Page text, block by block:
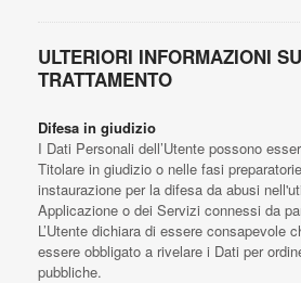
ULTERIORI INFORMAZIONI
TRATTAMENTO
Difesa in giudizio
I Dati Personali dell’Utente possono
Titolare in giudizio o nelle fasi
instaurazione per la difesa da abusi
Applicazione o dei Servizi connessi da
L’Utente dichiara di essere consapevole
essere obbligato a rivelare i Dati per
pubbliche.